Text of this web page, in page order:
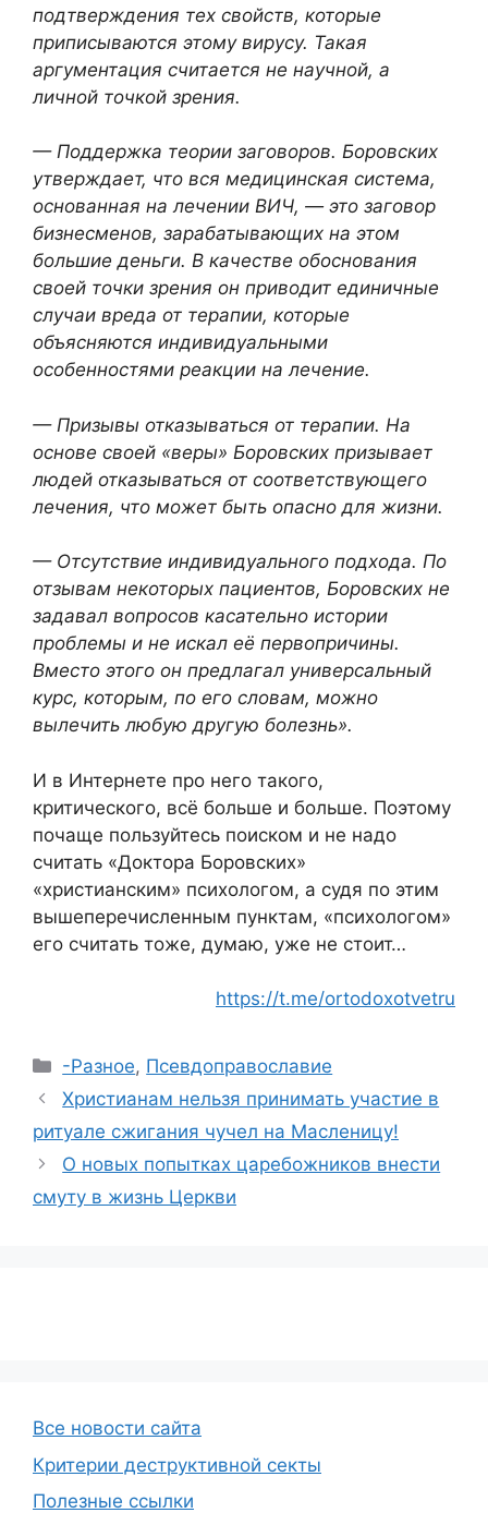
подтверждения тех свойств, которые
приписываются этому вирусу. Такая
аргументация считается не научной, а
личной точкой зрения.
— Поддержка теории заговоров. Боровских
утверждает, что вся медицинская система,
основанная на лечении ВИЧ, — это заговор
бизнесменов, зарабатывающих на этом
большие деньги. В качестве обоснования
своей точки зрения он приводит единичные
случаи вреда от терапии, которые
объясняются индивидуальными
особенностями реакции на лечение.
— Призывы отказываться от терапии. На
основе своей «веры» Боровских призывает
людей отказываться от соответствующего
лечения, что может быть опасно для жизни.
— Отсутствие индивидуального подхода. По
отзывам некоторых пациентов, Боровских не
задавал вопросов касательно истории
проблемы и не искал её первопричины.
Вместо этого он предлагал универсальный
курс, которым, по его словам, можно
вылечить любую другую болезнь».
И в Интернете про него такого,
критического, всё больше и больше. Поэтому
почаще пользуйтесь поиском и не надо
считать «Доктора Боровских»
«христианским» психологом, а судя по этим
вышеперечисленным пунктам, «психологом»
его считать тоже, думаю, уже не стоит…
https://t.me/ortodoxotvetru
Рубрики
-Разное, Псевдоправославие
Христианам нельзя принимать участие в
ритуале сжигания чучел на Масленицу!
О новых попытках царебожников внести
смуту в жизнь Церкви
Все новости сайта
Критерии деструктивной секты
Полезные ссылки